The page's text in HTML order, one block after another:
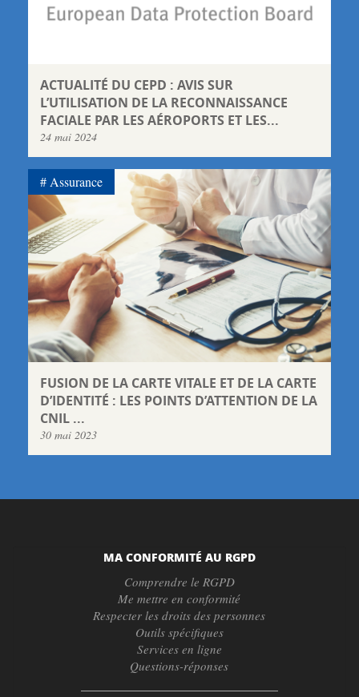
ACTUALITÉ DU CEPD : AVIS SUR
L’UTILISATION DE LA RECONNAISSANCE
FACIALE PAR LES AÉROPORTS ET LES...
24 mai 2024
FUSION DE LA CARTE VITALE ET DE LA CARTE
D’IDENTITÉ : LES POINTS D’ATTENTION DE LA
CNIL ...
30 mai 2023
Assurance
MA CONFORMITÉ AU RGPD
Comprendre le RGPD
Me mettre en conformité
Respecter les droits des personnes
Outils spécifiques
Services en ligne
Questions-réponses